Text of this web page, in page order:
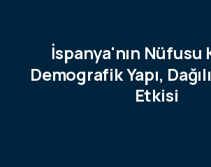
İspanya'nın Nüfusu
DemografikYapı,
Etkisi